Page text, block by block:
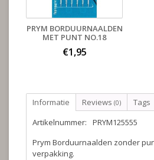
PRYM BORDUURNAALDEN
MET PUNT NO.18
€1,95
Informatie Reviews (0)
Tags
Artikelnummer:
PRYM125555
Prym Borduurnaalden zonder
verpakking.